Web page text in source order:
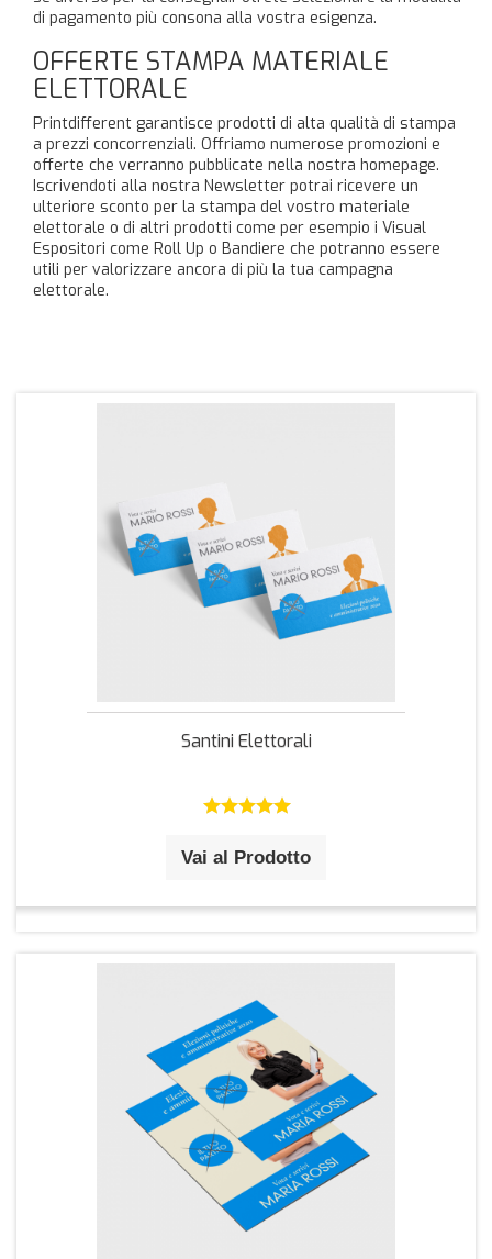
di pagamento più consona alla vostra esigenza.
OFFERTE STAMPA MATERIALE
ELETTORALE
Printdifferent garantisce prodotti di alta qualità di stampa
a prezzi concorrenziali. Offriamo numerose promozioni e
offerte che verranno pubblicate nella nostra homepage.
Iscrivendoti alla nostra Newsletter potrai ricevere un
ulteriore sconto per la stampa del vostro materiale
elettorale o di altri prodotti come per esempio i Visual
Espositori come Roll Up o Bandiere che potranno essere
utili per valorizzare ancora di più la tua campagna
elettorale.
Santini Elettorali
Vai al Prodotto